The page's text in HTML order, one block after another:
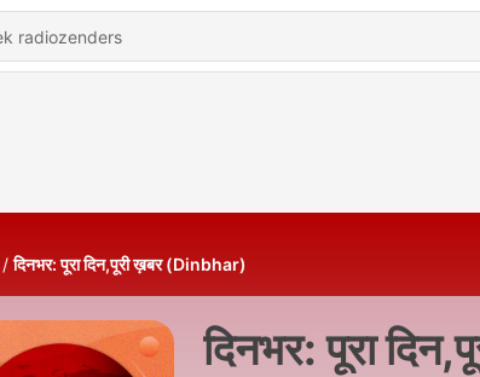
दिनभर: पूरा दिन,पूरी ख़बर (Dinbhar)
दिनभर: पूरा